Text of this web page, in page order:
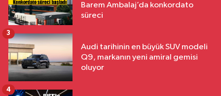
Barem Ambalaj’da konkordato
süreci
Audi tarihinin en büyük SUV modeli
Q9, markanın yeni amiral gemisi
oluyor
3
4